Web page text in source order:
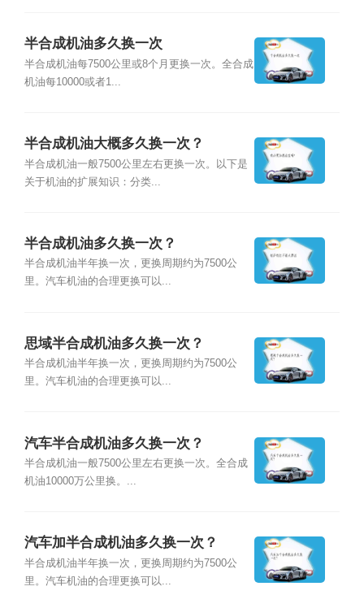
半合成机油多久换一次
半合成机油每7500公里或8个月更换一次。全合成
机油每10000或者1...
半合成机油大概多久换一次？
半合成机油一般7500公里左右更换一次。以下是
关于机油的扩展知识：分类...
半合成机油多久换一次？
半合成机油半年换一次，更换周期约为7500公
里。汽车机油的合理更换可以...
思域半合成机油多久换一次？
半合成机油半年换一次，更换周期约为7500公
里。汽车机油的合理更换可以...
汽车半合成机油多久换一次？
半合成机油一般7500公里左右更换一次。全合成
机油10000万公里换。...
汽车加半合成机油多久换一次？
半合成机油半年换一次，更换周期约为7500公
里。汽车机油的合理更换可以...